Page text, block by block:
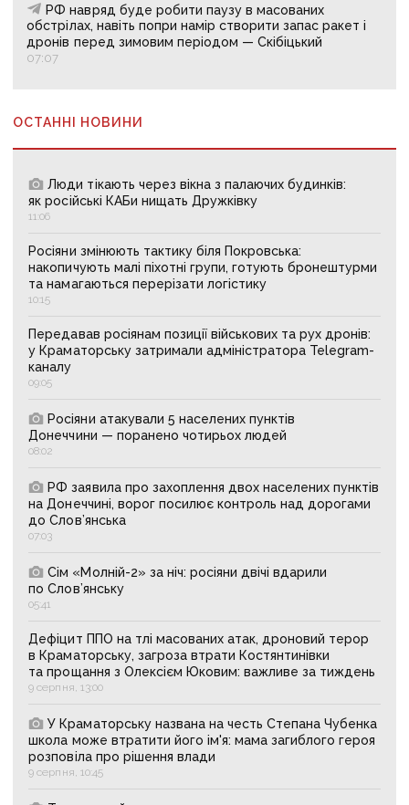
РФ навряд буде робити паузу в масованих
обстрілах, навіть попри намір створити запас ракет і
дронів перед зимовим періодом — Скібіцький
07:07
ОСТАННІ НОВИНИ
Люди тікають через вікна з палаючих будинків:
як російські КАБи нищать Дружківку
11:06
Росіяни змінюють тактику біля Покровська:
накопичують малі піхотні групи, готують бронештурми
та намагаються перерізати логістику
10:15
Передавав росіянам позиції військових та рух дронів:
у Краматорську затримали адміністратора Telegram-
каналу
09:05
Росіяни атакували 5 населених пунктів
Донеччини — поранено чотирьох людей
08:02
РФ заявила про захоплення двох населених пунктів
на Донеччині, ворог посилює контроль над дорогами
до Слов’янська
07:03
Сім «Молній-2» за ніч: росіяни двічі вдарили
по Слов’янську
05:41
Дефіцит ППО на тлі масованих атак, дроновий терор
в Краматорську, загроза втрати Костянтинівки
та прощання з Олексієм Юковим: важливе за тиждень
9 серпня, 13:00
У Краматорську названа на честь Степана Чубенка
школа може втратити його ім'я: мама загиблого героя
розповіла про рішення влади
9 серпня, 10:45